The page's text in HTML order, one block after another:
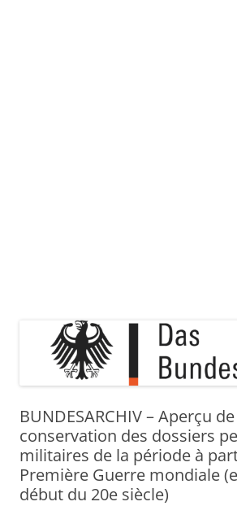
BUNDESARCHIV – Aperçu
conservation des dossiers
militaires de la période à
Première Guerre mondiale
début du 20e siècle)